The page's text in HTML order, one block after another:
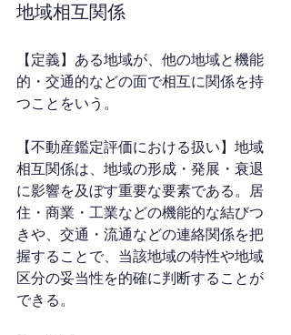
地域相互関係
【定義】ある地域が、他の地域と機能
的・交通的などの面で相互に関係を持
つことをいう。
【不動産鑑定評価における扱い】地域
相互関係は、地域の形成・発展・衰退
に影響を及ぼす重要な要素である。居
住・商業・工業などの機能的な結びつ
きや、交通・流通などの連絡関係を把
握することで、当該地域の特性や地域
区分の妥当性を的確に判断することが
できる。